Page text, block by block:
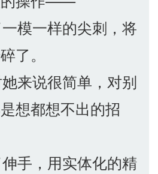
模一样的尖刺，将
了。
来说很简单，对别
想都想不出的招
手，用实体化的精